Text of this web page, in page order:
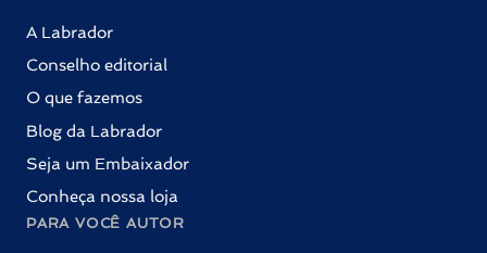
A Labrador
Conselho editorial
O que fazemos
Blog da Labrador
Seja um Embaixador
Conheça nossa loja
PARA VOCÊ AUTOR